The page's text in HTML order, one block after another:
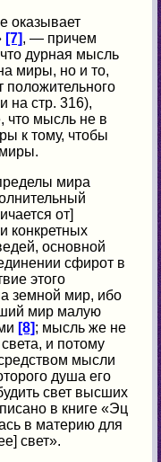
оказывает
[7], — причем
дурная мысль
миры, но и то,
положительного
на стр. 316),
что мысль не в
к тому, чтобы
мира
от]
конкретных
основной
сфирот в
этого
земной мир, ибо
мир малую
[8]; мысль же не
и потому
мысли
душа его
свет высших
в книге «Эц
в материю для
свет».